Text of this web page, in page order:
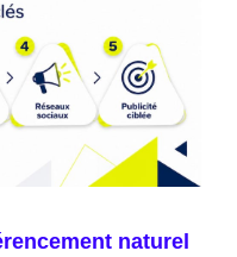
naturel